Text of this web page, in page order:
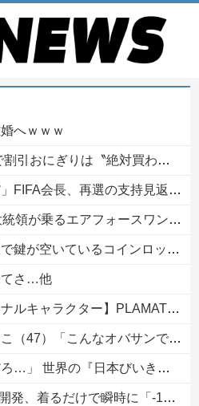
へｗｗｗ
にぎりは〝絶対買わない〟理由
コへ2030年W杯決勝の開催を打診か！海外から批判殺到！【海外の反応】
事件、流出元はバイデン政権の空軍長官と判明「アクセス権を取り消す」
カーが散見、「ラッキー」と思って中を確認してみると……
てさ…他
「MXちゃん」プラモデル【駿河屋 予約開始】
）「こんなオバサンでいいの…？」
本びいき』にヨーロッパ全土から不満の声
瞬時に「-15℃冷却」する冷感ポンチョ3,980円！